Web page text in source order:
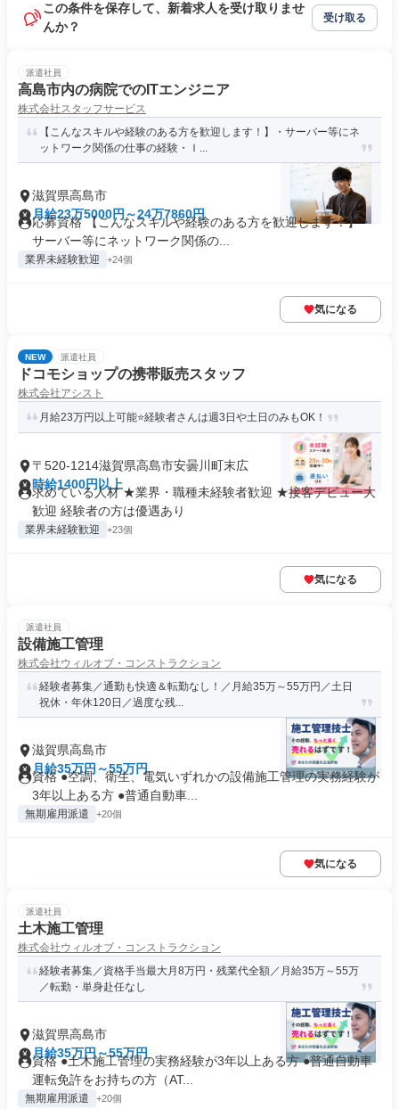
この条件を保存して、新着求人を受け取りませ
んか？
受け取る
派遣社員
高島市内の病院でのITエンジニア
株式会社スタッフサービス
【こんなスキルや経験のある方を歓迎します！】・サーバー等にネ
ットワーク関係の仕事の経験・Ｉ...
滋賀県高島市
月給23万5000円～24万7860円
応募資格 【こんなスキルや経験のある方を歓迎します！】・
サーバー等にネットワーク関係の...
業界未経験歓迎 +24個
気になる
NEW 派遣社員
ドコモショップの携帯販売スタッフ
株式会社アシスト
月給23万円以上可能⭐️経験者さんは週3日や土日のみもOK！
〒520-1214滋賀県高島市安曇川町末広
時給1400円以上
求めている人材 ★業界・職種未経験者歓迎 ★接客デビュー大
歓迎 経験者の方は優遇あり
業界未経験歓迎 +23個
気になる
派遣社員
設備施工管理
株式会社ウィルオブ・コンストラクション
経験者募集／通勤も快適＆転勤なし！／月給35万～55万円／土日
祝休・年休120日／過度な残...
滋賀県高島市
月給35万円～55万円
資格 ●空調、衛生、電気いずれかの設備施工管理の実務経験が
3年以上ある方 ●普通自動車...
無期雇用派遣 +20個
気になる
派遣社員
土木施工管理
株式会社ウィルオブ・コンストラクション
経験者募集／資格手当最大月8万円・残業代全額／月給35万～55万
／転勤・単身赴任なし
滋賀県高島市
月給35万円～55万円
資格 ●土木施工管理の実務経験が3年以上ある方 ●普通自動車
運転免許をお持ちの方（AT...
無期雇用派遣 +20個